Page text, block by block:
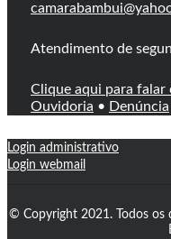
Atendimento de
Clique aqui para falar
Ouvidoria • Denúncia
Login administrativo
Login webmail
© Copyright 2021. Todos os